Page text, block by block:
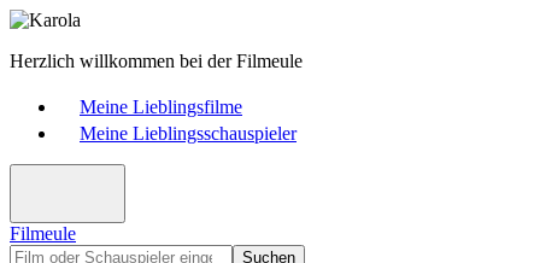
Herzlich willkommen bei der Filmeule
Meine Lieblingsfilme
Meine Lieblingsschauspieler
Filmeule
Suchen